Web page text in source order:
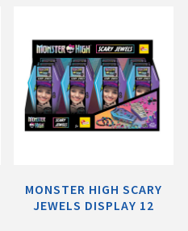
MONSTER HIGH SCARY
JEWELS DISPLAY 12